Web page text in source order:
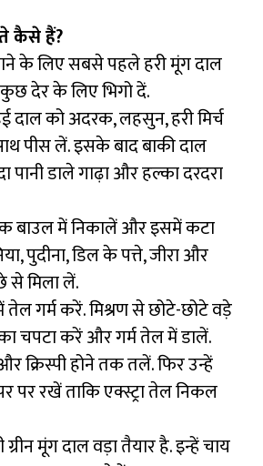
कैसे हैं?
के लिए सबसे पहले हरी मूंग दाल
देर के लिए भिगो दें.
दाल को अदरक, लहसुन, हरी मिर्च
पीस लें. इसके बाद बाकी दाल
पानी डाले गाढ़ा और हल्का दरदरा
बाउल में निकालें और इसमें कटा
पुदीना, डिल के पत्ते, जीरा और
मिला लें.
गर्म करें. मिश्रण से छोटे-छोटे वड़े
चपटा करें और गर्म तेल में डालें.
क्रिस्पी होने तक तलें. फिर उन्हें
पर रखें ताकि एक्स्ट्रा तेल निकल
मूंग दाल वड़ा तैयार है. इन्हें चाय